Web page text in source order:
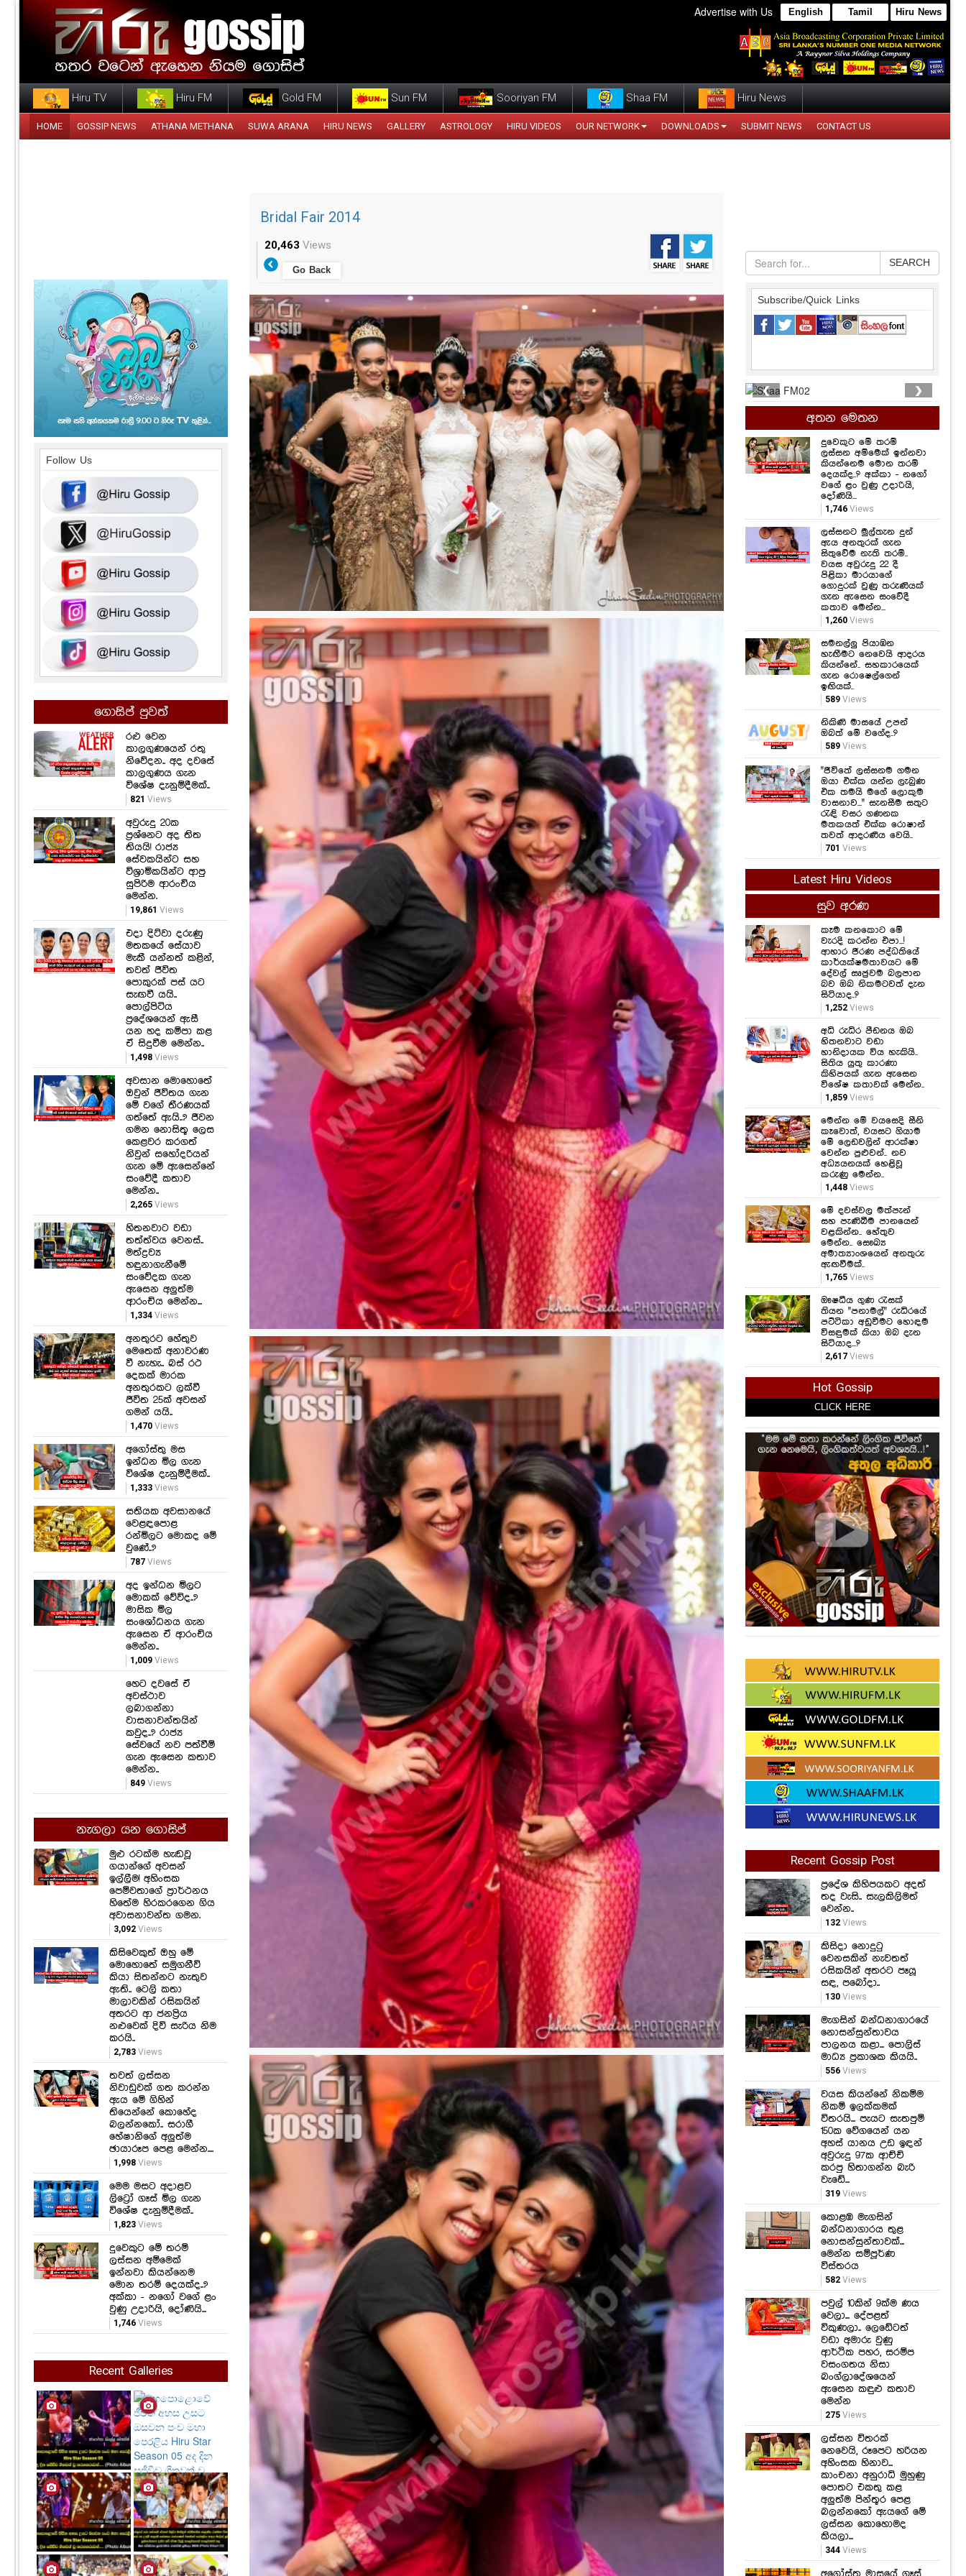
Advertise with Us English Tamil Hiru News
Hiru TV Hiru FM Gold FM Sun FM Sooriyan FM Shaa FM Hiru News
HOME GOSSIP NEWS ATHANA METHANA SUWA ARANA HIRU NEWS GALLERY ASTROLOGY HIRU VIDEOS OUR NETWORK DOWNLOADS SUBMIT NEWS CONTACT US
Bridal Fair 2014
20,463 Views
Go Back
SEARCH
Subscribe/Quick Links
❮ ❯
අතන මෙතන
දුවෙකුට මේ තරම්
ලස්සන අම්මෙක් ඉන්නවා
කියන්නෙම මොන තරම්
දෙයක්ද..? අක්කා - නගෝ
වගේ ළං වුණු උදාරියි,
දෝණියි...
1,746 Views
ලස්සනට මුල්තැන දුන්
ඇය අනතුරක් ගැන
සිතුවේම නැති තරම්..
වයස අවුරුදු 22 දී
පිළිකා මාරයාගේ
ගොදුරක් වුණු තරුණියක්
ගැන ඇසෙන සංවේදී
කතාව මෙන්න...
1,260 Views
සමනල්ලු පියාඹන
හැඟීමට නෙවෙයි ආදරය
කියන්නේ.. සහකාරයෙක්
ගැන රොෂෙල්ගෙන්
ඉඟියක්..
589 Views
නිකිණි මාසයේ උපන්
ඔබත් මේ වගේද..?
589 Views
"ජීවිතේ ලස්සනම ගමන
ඔයා එක්ක යන්න ලැබුණ
එක තමයි මගේ ලොකුම
වාසනාව..." සැනසීම සතුට
රැඳි වසර ගණනක
මතකයත් එක්ක රොෂාන්
තවත් ආදරණීය වෙයි..
701 Views
Latest Hiru Videos
සුව අරණ
කෑම කනකොට මේ
වැරදි කරන්න එපා...!
ආහාර ජීරණ පද්ධතියේ
කාර්යක්ෂමතාවයට මේ
දේවල් සෘජුවම බලපාන
බව ඔබ නිකමටවත් දැන
සිටියාද..?
1,252 Views
අධි රුධිර පීඩනය ඔබ
හිතනවාට වඩා
හානිදායක විය හැකියි..
සිතිය යුතු කාරණා
කිහිපයක් ගැන ඇසෙන
විශේෂ කතාවක් මෙන්න..
1,859 Views
මෙන්න මේ වයසෙදි සීනි
කෑවොත්, වයසට ගියාම
මේ ලෙඩවලින් ආරක්ෂා
වෙන්න පුළුවන්.. නව
අධ්‍යයනයක් හෙළිවූ
කරුණු මෙන්න..
1,448 Views
මේ දවස්වල මත්පැන්
සහ පැණිබීම පානයෙන්
වළකින්න.. හේතුව
මෙන්න.. සෞඛ්‍ය
අමාත්‍යාංශයෙන් අනතුරු
ඇඟවීමක්..
1,765 Views
ඖෂධීය ගුණ රැසක්
තියන "පනාමල්" රුධිරයේ
පට්ටිකා අඩුවීමට හොඳම
විසඳුමක් කියා ඔබ දැන
සිටියාද...?
2,617 Views
Hot Gossip
CLICK HERE
Recent Gossip Post
ප්‍රදේශ කිහිපයකට අදත්
තද වැසි.. සැලකිලිමත්
වෙන්න..
132 Views
කිසිදා නොදුටු
වෙනසකින් නැවතත්
රසිකයින් අතරට පෑයූ
සඳ, පබෝදා..
130 Views
මැගසින් බන්ධනාගාරයේ
නොසන්සුන්තාවය
පාලනය කළා... පොලිස්
මාධ්‍ය ප්‍රකාශක කියයි..
556 Views
වයස කියන්නේ නිකම්ම
නිකම් ඉලක්කමක්
විතරයි... පැයට සැතපුම්
150ක වේගයෙන් යන
අහස් යානය උඩ ඉඳන්
අවුරුදු 97ක ආච්චි
කරපු හිතාගන්න බැරි
වැඩේ...
319 Views
කොළඹ මැගසින්
බන්ධනාගාරය තුළ
නොසන්සුන්තාවක්...
මෙන්න සම්පූර්ණ
විස්තරය
582 Views
පවුල් 10කින් 9ක්ම ණය
වෙලා... දේපළත්
විකුණලා.. ලෙඩේටත්
වඩා අමාරු වුණු
ආර්ථික පහර, සරම්ප
වසංගතය නිසා
බංග්ලාදේශයෙන්
ඇසෙන කඳුළු කතාව
මෙන්න
275 Views
ලස්සන විතරක්
නෙවෙයි, රූපෙට හරියන
අහිංසක හිනාව...
කාංචනා අනුරාධි මුහුණු
පොතට එකතු කළ
අලුත්ම පින්තූර පෙළ
බලන්නකෝ ඇයගේ මේ
ලස්සන කොහොමද
කියලා...
344 Views
Follow Us
ගොසිප් පුවත්
රළු වෙන
කාලගුණයෙන් රතු
නිවේදන.. අද දවසේ
කාලගුණය ගැන
විශේෂ දැනුම්දීමක්..
821 Views
අවුරුදු 20ක
ප්‍රශ්නෙට අද තිත
තියයි! රාජ්‍ය
සේවකයින්ට සහ
විශ්‍රාමිකයින්ට ආපු
සුපිරිම ආරංචිය
මෙන්න.
19,861 Views
එදා දිට්වා දරුණු
මතකයේ සේයාව
මැකී යන්නත් කළින්,
තවත් ජීවිත
පොකුරක් පස් යට
සැඟවී යයි..
පොල්පිටිය
ප්‍රදේශයෙන් ඇසී
යන හද කම්පා කළ
ඒ සිදුවීම මෙන්න..
1,498Views
අවසාන මොහොතේ
ඔවුන් ජීවිතය ගැන
මේ වගේ තීරණයක්
ගත්තේ ඇයි..? ජීවන
ගමන නොසිතූ ලෙස
කෙළවර කරගත්
නිවුන් සහෝදරියන්
ගැන මේ ඇසෙන්නේ
සංවේදී කතාව
මෙන්න..
2,265Views
හිතනවාට වඩා
තත්ත්වය වෙනස්..
මත්ද්‍රව්‍ය
හඳුනාගැනීමේ
සංවේදක ගැන
ඇසෙන අලුත්ම
ආරංචිය මෙන්න...
1,334Views
අනතුරට හේතුව
මෙතෙක් අනාවරණ
වී නැහැ.. බස් රථ
දෙකක් මාරක
අනතුරකට ලක්වී
ජීවිත 25ක් අවසන්
ගමන් යයි..
1,470Views
අගෝස්තු මස
ඉන්ධන මිල ගැන
විශේෂ දැනුම්දීමක්..
1,333Views
සතියක අවසානයේ
වෙළඳපොළ
රන්මිලට මොකද මේ
වුණේ..?
787Views
අද ඉන්ධන මිලට
මොකක් වේවිද..?
මාසික මිල
සංශෝධනය ගැන
ඇසෙන ඒ ආරංචිය
මෙන්න..
1,009Views
හෙට දවසේ ඒ
අවස්ථාව
ලබාගන්නා
වාසනාවන්තයින්
කවුද..? රාජ්‍ය
සේවයේ නව පත්වීම්
ගැන ඇසෙන කතාව
මෙන්න..
849Views
නැගලා යන ගොසිප්
මුළු රටක්ම හැඬවූ
ගයාන්ගේ අවසන්
ඉල්ලීම! අහිංසක
පෙම්වතාගේ ප්‍රාර්ථනය
හිතේම හිරකරගෙන ගිය
අවාසනාවන්ත ගමන.
3,092 Views
කිසිවෙකුත් ඔහු මේ
මොහොතේ සමුගනීවි
කියා සිතන්නට නැතුව
ඇති.. ටෙලි කතා
මාලාවකින් රසිකයින්
අතරට ආ ජනප්‍රිය
නළුවෙක් දිවි සැරිය නිම
කරයි..
2,783 Views
තවත් ලස්සන
නිවාඩුවක් ගත කරන්න
ඇය මේ ගිහින්
තියෙන්නේ කොහේද
බලන්නකෝ.. සරාගී
හේෂානිගේ අලුත්ම
ඡායාරූප පෙළ මෙන්න....
1,998 Views
මෙම මසට අදාළව
ලිට්‍රෝ ගෑස් මිල ගැන
විශේෂ දැනුම්දීමක්..
1,823 Views
දුවෙකුට මේ තරම්
ලස්සන අම්මෙක්
ඉන්නවා කියන්නෙම
මොන තරම් දෙයක්ද..?
අක්කා - නගෝ වගේ ළං
වුණු උදාරියි, දෝණියි...
1,746 Views
Recent Galleries